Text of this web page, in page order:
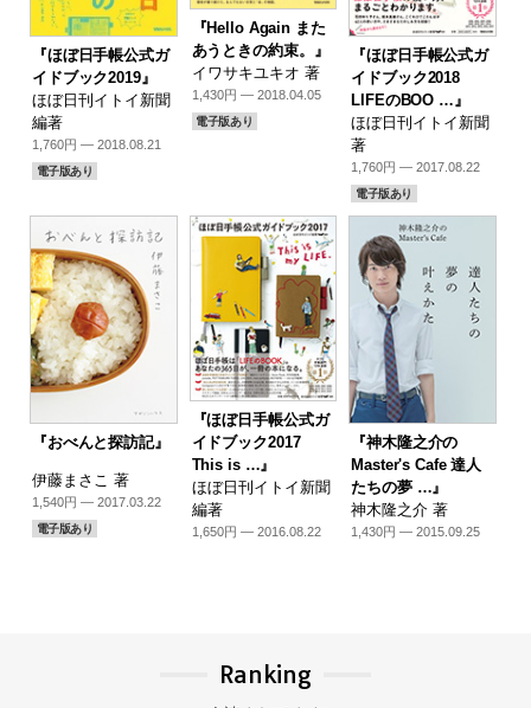
『ほぼ日手帳公式ガ
イドブック2019』
ほぼ日刊イトイ新聞
編著
1,760円 — 2018.08.21
電子版あり
『Hello Again また
あうときの約束。』
イワサキユキオ 著
1,430円 — 2018.04.05
電子版あり
『ほぼ日手帳公式ガ
イドブック2018
LIFEのBOO …』
ほぼ日刊イトイ新聞
著
1,760円 — 2017.08.22
電子版あり
『おべんと探訪記』
伊藤まさこ 著
1,540円 — 2017.03.22
電子版あり
『ほぼ日手帳公式ガ
イドブック2017
This is …』
ほぼ日刊イトイ新聞
編著
1,650円 — 2016.08.22
『神木隆之介の
Master's Cafe 達人
たちの夢 …』
神木隆之介 著
1,430円 — 2015.09.25
Ranking